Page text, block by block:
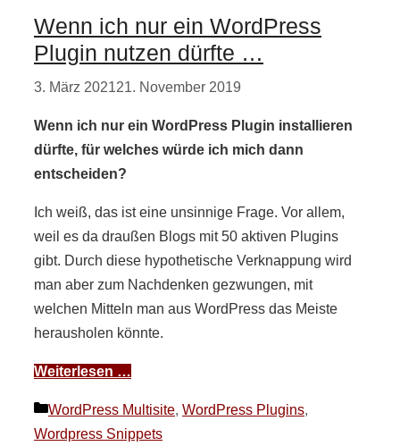
Wenn ich nur ein WordPress
Plugin nutzen dürfte …
3. März 202121. November 2019
Wenn ich nur ein WordPress Plugin installieren
dürfte, für welches würde ich mich dann
entscheiden?
Ich weiß, das ist eine unsinnige Frage. Vor allem,
weil es da draußen Blogs mit 50 aktiven Plugins
gibt. Durch diese hypothetische Verknappung wird
man aber zum Nachdenken gezwungen, mit
welchen Mitteln man aus WordPress das Meiste
herausholen könnte.
Weiterlesen …
Kategorien
WordPress Multisite, WordPress Plugins,
Wordpress Snippets